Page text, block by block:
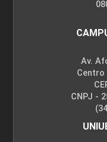
Av.
Centro
CNPJ -